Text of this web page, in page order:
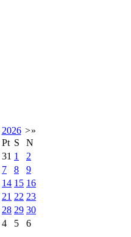
2026 >»
Pt S
N
31 1
2
7 8
9
14 15 16
21 22 23
28 29 30
4 5 6